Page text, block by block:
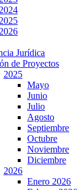
Jurídica
de Proyectos
2025
Mayo
Junio
Julio
Agosto
Septiembre
Octubre
Noviembre
Diciembre
2026
Enero 2026